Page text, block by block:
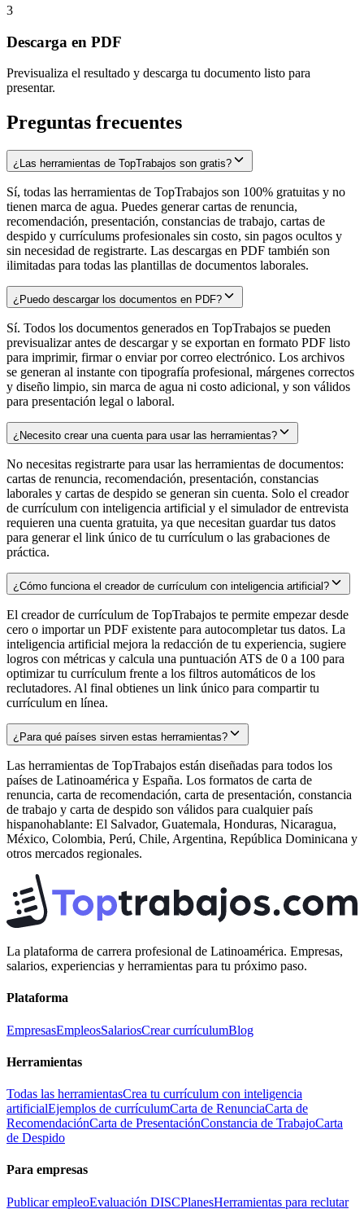
3
Descarga en PDF
Previsualiza el resultado y descarga tu documento listo para
presentar.
Preguntas frecuentes
¿Las herramientas de TopTrabajos son gratis?
Sí, todas las herramientas de TopTrabajos son 100% gratuitas y no
tienen marca de agua. Puedes generar cartas de renuncia,
recomendación, presentación, constancias de trabajo, cartas de
despido y currículums profesionales sin costo, sin pagos ocultos y
sin necesidad de registrarte. Las descargas en PDF también son
ilimitadas para todas las plantillas de documentos laborales.
¿Puedo descargar los documentos en PDF?
Sí. Todos los documentos generados en TopTrabajos se pueden
previsualizar antes de descargar y se exportan en formato PDF listo
para imprimir, firmar o enviar por correo electrónico. Los archivos
se generan al instante con tipografía profesional, márgenes correctos
y diseño limpio, sin marca de agua ni costo adicional, y son válidos
para presentación legal o laboral.
¿Necesito crear una cuenta para usar las herramientas?
No necesitas registrarte para usar las herramientas de documentos:
cartas de renuncia, recomendación, presentación, constancias
laborales y cartas de despido se generan sin cuenta. Solo el creador
de currículum con inteligencia artificial y el simulador de entrevista
requieren una cuenta gratuita, ya que necesitan guardar tus datos
para generar el link único de tu currículum o las grabaciones de
práctica.
¿Cómo funciona el creador de currículum con inteligencia artificial?
El creador de currículum de TopTrabajos te permite empezar desde
cero o importar un PDF existente para autocompletar tus datos. La
inteligencia artificial mejora la redacción de tu experiencia, sugiere
logros con métricas y calcula una puntuación ATS de 0 a 100 para
optimizar tu currículum frente a los filtros automáticos de los
reclutadores. Al final obtienes un link único para compartir tu
currículum en línea.
¿Para qué países sirven estas herramientas?
Las herramientas de TopTrabajos están diseñadas para todos los
países de Latinoamérica y España. Los formatos de carta de
renuncia, carta de recomendación, carta de presentación, constancia
de trabajo y carta de despido son válidos para cualquier país
hispanohablante: El Salvador, Guatemala, Honduras, Nicaragua,
México, Colombia, Perú, Chile, Argentina, República Dominicana y
otros mercados regionales.
La plataforma de carrera profesional de Latinoamérica. Empresas,
salarios, experiencias y herramientas para tu próximo paso.
Plataforma
EmpresasEmpleosSalariosCrear currículumBlog
Herramientas
Todas las herramientasCrea tu currículum con inteligencia
artificialEjemplos de currículumCarta de RenunciaCarta de
RecomendaciónCarta de PresentaciónConstancia de TrabajoCarta
de Despido
Para empresas
Publicar empleoEvaluación DISCPlanesHerramientas para reclutar